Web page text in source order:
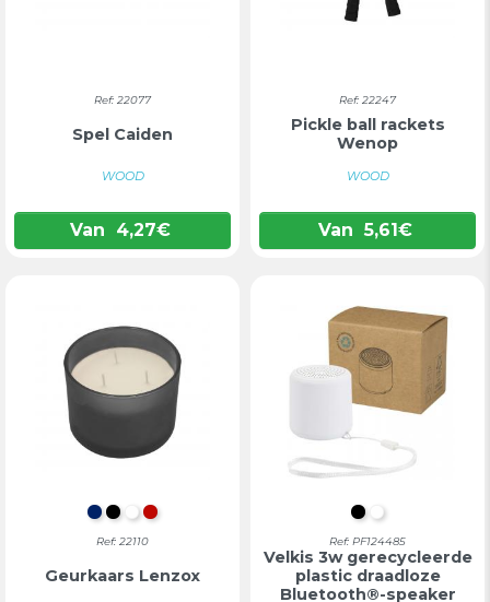
Ref: 22077
Spel Caiden
WOOD
Van 4,27€
Ref: 22247
Pickle ball rackets
Wenop
WOOD
Van 5,61€
MARINEBLAUW
ZWART
WITROOD
Ref: 22110
Geurkaars Lenzox
INTENS
WIT
Ref: PF124485
Velkis 3w gerecycleerde
plastic draadloze
Bluetooth®-speaker